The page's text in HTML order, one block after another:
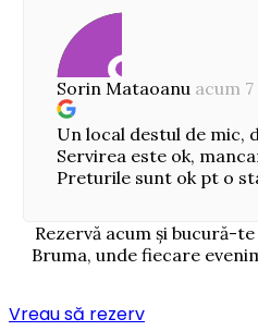
Sorin Mataoanu acum
Un local destul de mic,
Servirea este ok,
Preturile sunt ok pt o
Rezervă acum și bucură-
Bruma, unde fiecare
Vreau să rezerv